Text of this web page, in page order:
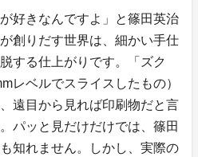
好きなんですよ」と篠田英治
創りだす世界は、細かい手仕
する仕上がりです。「ズク
レベルでスライスしたもの）
遠目から見れば印刷物だと言
パッと見だけだけでは、篠田
知れません。しかし、実際の